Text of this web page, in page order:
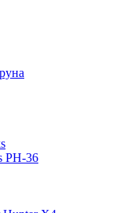
PH-36